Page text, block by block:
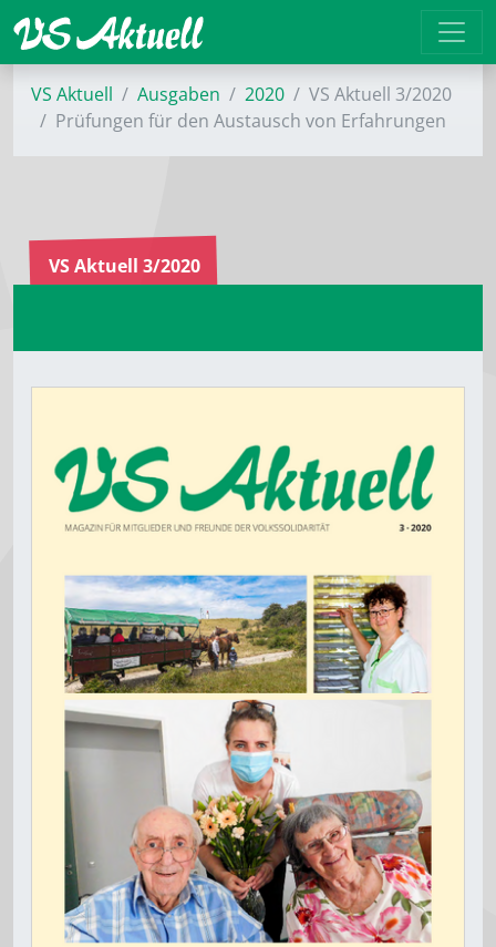
VS Aktuell Ausgaben 2020
VS Aktuell 3/2020
Prüfungen für den Austausch von Erfahrungen
VS Aktuell 3/2020